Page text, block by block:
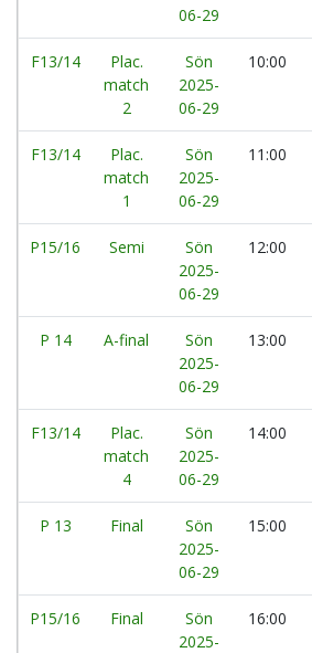
06-29
F13/14
Plac.
match
2
Sön
2025-
06-29
10:00
F13/14
Plac.
match
1
Sön
2025-
06-29
11:00
P15/16 Semi
Sön
2025-
06-29
12:00
P 14 A-final
Sön
2025-
06-29
13:00
F13/14
Plac.
match
4
Sön
2025-
06-29
14:00
P 13 Final
Sön
2025-
06-29
15:00
P15/16 Final
Sön
2025-
16:00